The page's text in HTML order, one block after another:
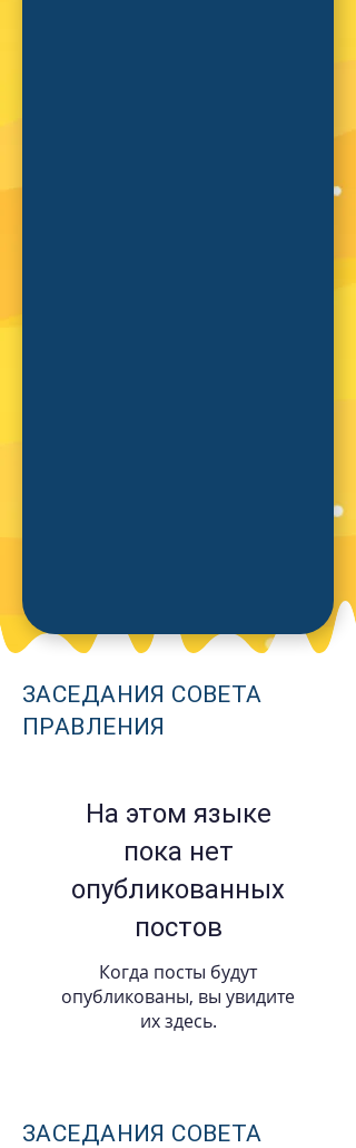
ЗАСЕДАНИЯ СОВЕТА
ПРАВЛЕНИЯ
На этом языке
пока нет
опубликованных
постов
Когда посты будут
опубликованы, вы увидите
их здесь.
ЗАСЕДАНИЯ СОВЕТА